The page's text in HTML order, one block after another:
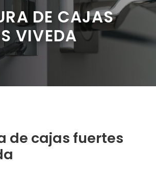
DE CAJAS
VIVEDA
de cajas fuertes